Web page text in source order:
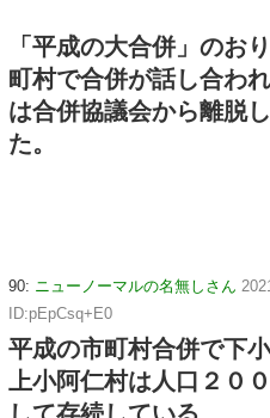
「平成の大合併」のお
町村で合併が話し合わ
は合併協議会から離脱
た。
90: ニューノーマルの名無しさん
ID:pEpCsq+E0
平成の市町村合併で下
上小阿仁村は人口２０